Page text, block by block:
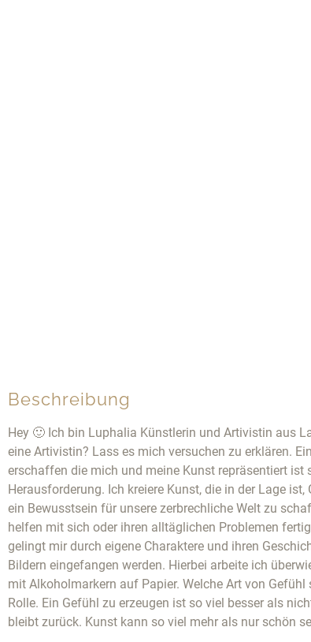
Beschreibung
Hey 🙂 Ich bin Luphalia Künstlerin und Artivistin aus
eine Artivistin? Lass es mich versuchen zu erklären.
erschaffen die mich und meine Kunst repräsentiert ist
Herausforderung. Ich kreiere Kunst, die in der Lage
ein Bewusstsein für unsere zerbrechliche Welt zu
helfen mit sich oder ihren alltäglichen Problemen
gelingt mir durch eigene Charaktere und ihren
Bildern eingefangen werden. Hierbei arbeite ich
mit Alkoholmarkern auf Papier. Welche Art von Gefühl
Rolle. Ein Gefühl zu erzeugen ist so viel besser als
bleibt zurück. Kunst kann so viel mehr als nur schön